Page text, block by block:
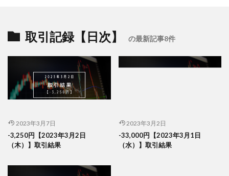
取引記録【日次】 の最新記事8件
2023年3月7日
-3,250円【2023年3月2日
（木）】取引結果
2023年3月2日
-33,000円【2023年3月1日
（水）】取引結果